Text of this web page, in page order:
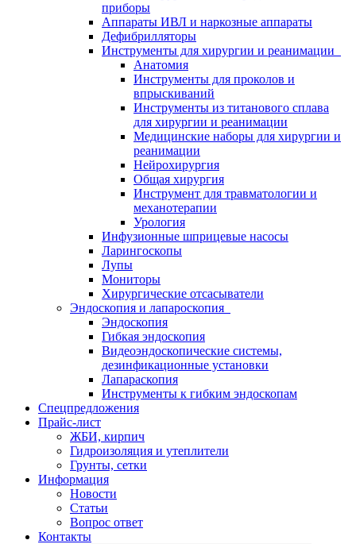
приборы
Аппараты ИВЛ и наркозные аппараты
Дефибрилляторы
Инструменты для хирургии и реанимации
Анатомия
Инструменты для проколов и
впрыскиваний
Инструменты из титанового сплава
для хирургии и реанимации
Медицинские наборы для хирургии и
реанимации
Нейрохирургия
Общая хирургия
Инструмент для травматологии и
механотерапии
Урология
Инфузионные шприцевые насосы
Ларингоскопы
Лупы
Мониторы
Хирургические отсасыватели
Эндоскопия и лапароскопия
Эндоскопия
Гибкая эндоскопия
Видеоэндоскопические системы,
дезинфикационные установки
Лапараскопия
Инструменты к гибким эндоскопам
Спецпредложения
Прайс-лист
ЖБИ, кирпич
Гидроизоляция и утеплители
Грунты, сетки
Информация
Новости
Статьи
Вопрос ответ
Контакты